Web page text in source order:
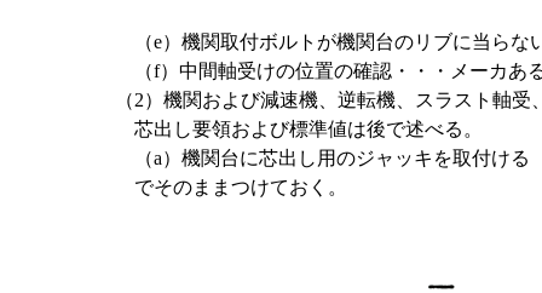
（e）機関取付ボルトが機関台のリブに当らな
（f）中間軸受けの位置の確認・・・メーカあ
（2）機関および減速機、逆転機、スラスト軸
芯出し要領および標準値は後で述べる。
（a）機関台に芯出し用のジャッキを取付け
でそのままつけておく。